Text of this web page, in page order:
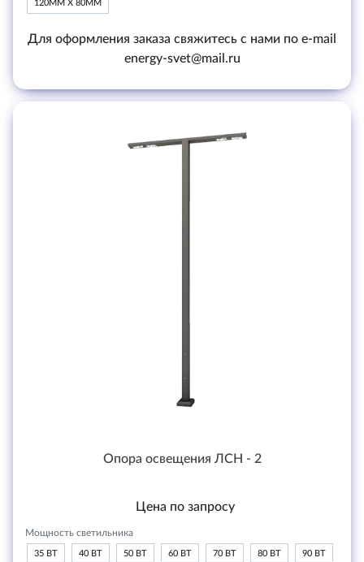
120ММ Х 80ММ
Для оформления заказа свяжитесь с нами по e-mail
energy-svet@mail.ru
Опора освещения ЛСН - 2
Цена по запросу
Мощность светильника
35 ВТ 40 ВТ 50 ВТ 60 ВТ 70 ВТ 80 ВТ 90 ВТ